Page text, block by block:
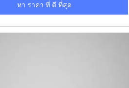
หา ราคา ที่ ดี ที่สุด